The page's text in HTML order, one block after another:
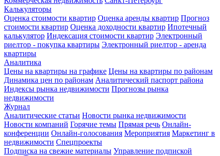
Калькуляторы
Оценка стоимости квартир Оценка аренды квартир Прогноз
стоимости квартир Оценка доходности квартир Ипотечный
калькулятор Индексация стоимости квартир Электронный
риелтор - покупка квартиры Электронный риелтор - аренда
квартиры
Аналитика
Цены на квартиры на графике Цены на квартиры по районам
Динамика цен по районам Аналитический паспорт района
Индексы рынка недвижимости Прогнозы рынка
недвижимости
Журнал
Аналитические статьи Новости рынка недвижимости
Новости компаний Горячие темы Прямая речь Онлайн-
конференции Онлайн-голосования Мероприятия Маркетинг в
недвижимости Спецпроекты
Подписка на свежие материалы Управление подпиской